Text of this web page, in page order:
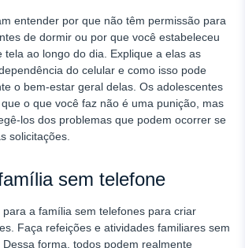
entender por que não têm permissão para
de dormir ou por que você estabeleceu
tela ao longo do dia. Explique a elas as
do celular e como isso pode
o bem-estar geral delas. Os adolescentes
o que você faz não é uma punição, mas
los dos problemas que podem ocorrer se
solicitações.
sem telefone
a família sem telefones para criar
Faça refeições e atividades familiares sem
forma, todos podem realmente